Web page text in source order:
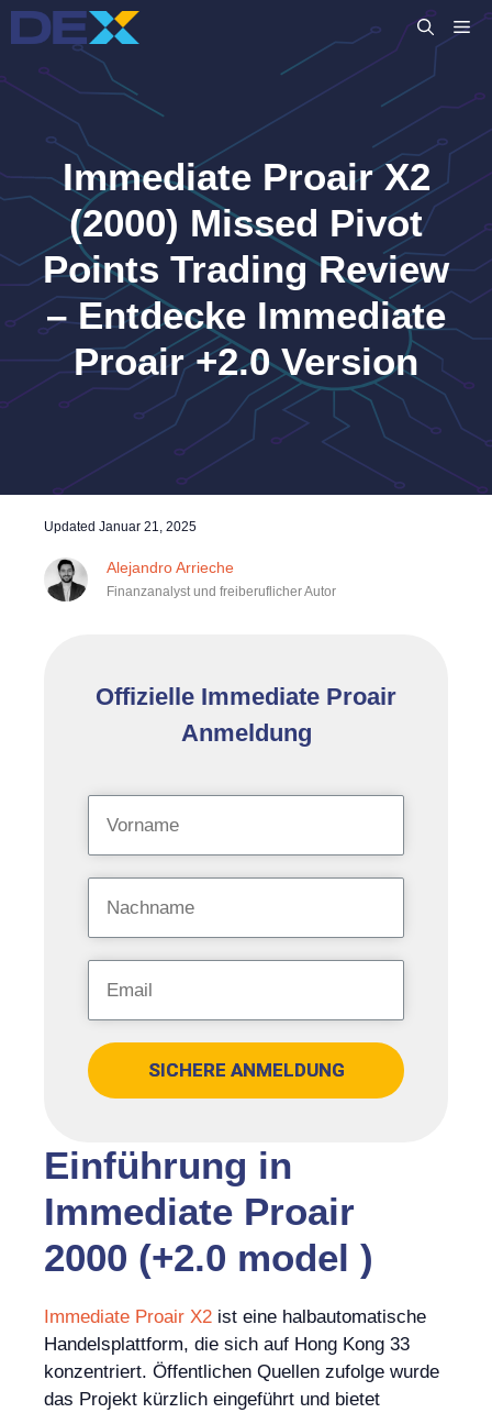
Zum
Inhalt
springen
Immediate Proair X2
(2000) Missed Pivot
Points Trading Review
– Entdecke Immediate
Proair +2.0 Version
Updated Januar 21, 2025
Alejandro Arrieche
Finanzanalyst und freiberuflicher Autor
Einführung in
Immediate Proair
2000 (+2.0 model )
Immediate Proair X2 ist eine halbautomatische
Handelsplattform, die sich auf Hong Kong 33
konzentriert. Öffentlichen Quellen zufolge wurde
das Projekt kürzlich eingeführt und bietet
Offizielle Immediate Proair
Anmeldung
SICHERE ANMELDUNG